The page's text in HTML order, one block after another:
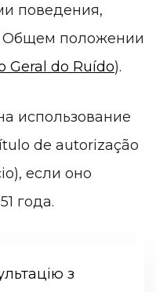
поведения,
Общем положении
Geral do Ruído).
использование
de autorização
если оно
года.
з